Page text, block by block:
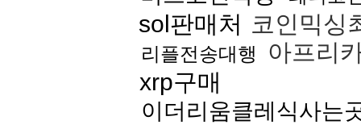
sol판매처 코인믹싱
리플전송대행
아프리
xrp구매
이더리움클레식사는